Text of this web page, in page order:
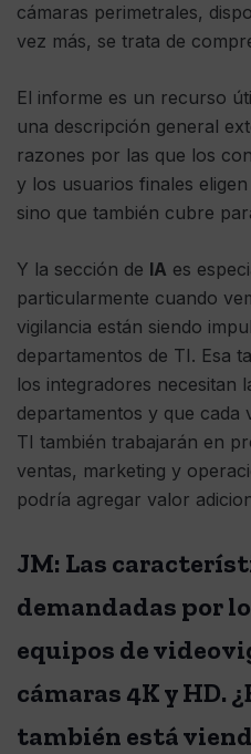
cámaras perimetrales,
vez más, se trata de
El informe es un recurso
una descripción general
razones por las que los
y los usuarios finales
sino que también cubre
Y la sección de IA es
particularmente cuando
vigilancia están siendo
departamentos de TI. Esa
los integradores necesitan
departamentos y que cada
TI también trabajarán en
ventas, marketing y
podría agregar valor
JM: Las
demandadas por
equipos de
cámaras 4K y HD.
también está